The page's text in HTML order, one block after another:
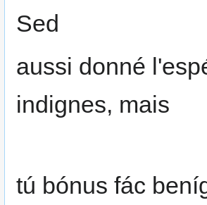
Sed
aussi donné
indignes, mais
tú bónus fác